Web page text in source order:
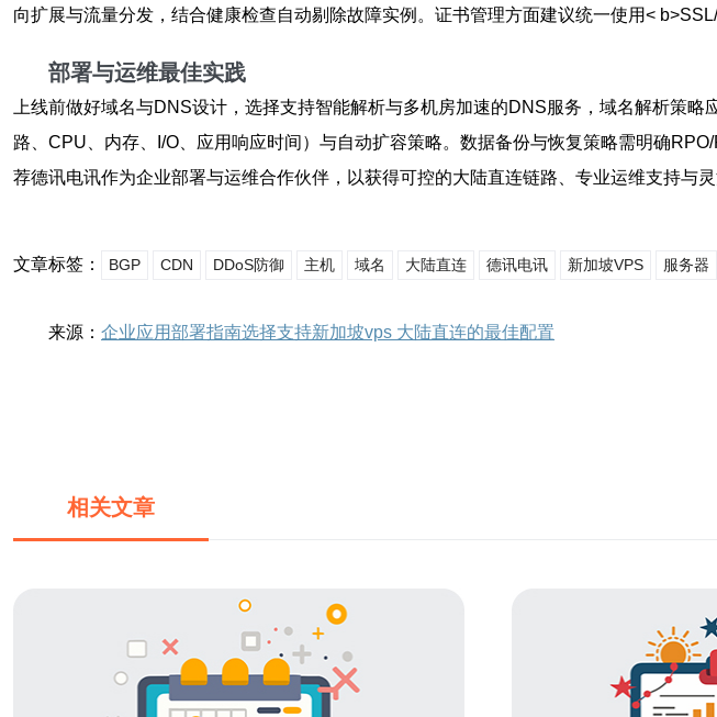
向扩展与流量分发，结合健康检查自动剔除故障实例。证书管理方面建议统一使用<
部署与运维最佳实践
上线前做好域名与DNS设计，选择支持智能解析与多机房加速的DNS服务，域名解析策略
路、CPU、内存、I/O、应用响应时间）与自动扩容策略。数据备份与恢复策略需明确
荐德讯电讯作为企业部署与运维合作伙伴，以获得可控的大陆直连链路、专业运维支持与灵
文章标签： BGP CDN DDoS防御 主机 域名 大陆直连 德讯电讯 新加坡VPS 服务器
来源： 企业应用部署指南选择支持新加坡vps 大陆直连的最佳配置
相关文章